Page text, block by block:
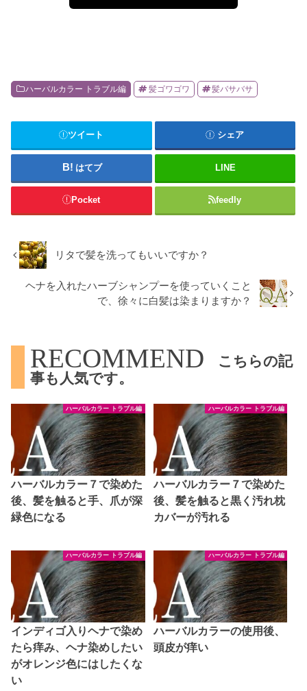
ハーバルカラー トラブル編 髪ゴワゴワ 髪バサバサ
ツイート シェア
はてブ LINE
Pocket feedly
リタで髪を洗ってもいいですか？
ヘナを入れたハーブシャンプーを使っていくこと
で、徐々に白髪は染まりますか？
RECOMMEND
こちらの記
事も人気です。
ハーバルカラー トラブル編
ハーバルカラー７で染めた
後、髪を触ると手、爪が深
緑色になる
ハーバルカラー トラブル編
ハーバルカラー７で染めた
後、髪を触ると黒く汚れ枕
カバーが汚れる
ハーバルカラー トラブル編
インディゴ入りヘナで染め
たら痒み、ヘナ染めしたい
がオレンジ色にはしたくな
い
ハーバルカラー トラブル編
ハーバルカラーの使用後、
頭皮が痒い